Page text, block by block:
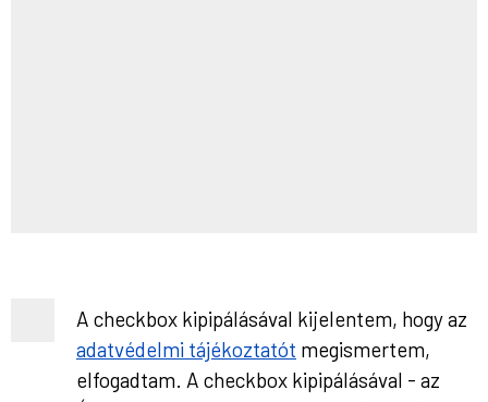
A checkbox kipipálásával kijelentem, hogy az
adatvédelmi tájékoztatót megismertem,
elfogadtam. A checkbox kipipálásával - az